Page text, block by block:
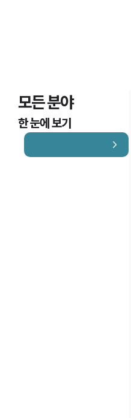
모든 분야
한 눈에 보기